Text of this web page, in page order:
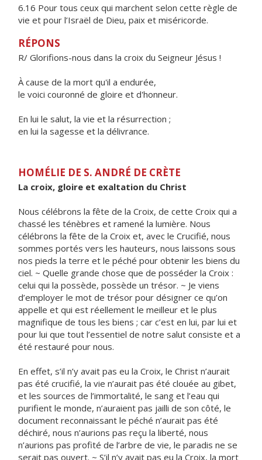
6.16 Pour tous ceux qui marchent selon cette règle de
vie et pour l’Israël de Dieu, paix et miséricorde.
RÉPONS
R/ Glorifions-nous dans la croix du Seigneur Jésus !
À cause de la mort qu'il a endurée,
le voici couronné de gloire et d'honneur.
En lui le salut, la vie et la résurrection ;
en lui la sagesse et la délivrance.
HOMÉLIE DE S. ANDRÉ DE CRÈTE
La croix, gloire et exaltation du Christ
Nous célébrons la fête de la Croix, de cette Croix qui a
chassé les ténèbres et ramené la lumière. Nous
célébrons la fête de la Croix et, avec le Crucifié, nous
sommes portés vers les hauteurs, nous laissons sous
nos pieds la terre et le péché pour obtenir les biens du
ciel. ~ Quelle grande chose que de posséder la Croix :
celui qui la possède, possède un trésor. ~ Je viens
d’employer le mot de trésor pour désigner ce qu’on
appelle et qui est réellement le meilleur et le plus
magnifique de tous les biens ; car c’est en lui, par lui et
pour lui que tout l’essentiel de notre salut consiste et a
été restauré pour nous.
En effet, s’il n’y avait pas eu la Croix, le Christ n’aurait
pas été crucifié, la vie n’aurait pas été clouée au gibet,
et les sources de l’immortalité, le sang et l’eau qui
purifient le monde, n’auraient pas jailli de son côté, le
document reconnaissant le péché n’aurait pas été
déchiré, nous n’aurions pas reçu la liberté, nous
n’aurions pas profité de l’arbre de vie, le paradis ne se
serait pas ouvert. ~ S’il n’y avait pas eu la Croix, la mort